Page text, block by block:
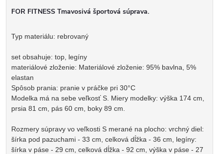
FOR FITNESS Tmavosivá športová súprava.
Typ materiálu: rebrovaný
set obsahuje: top, legíny
materiálové zloženie: Materiálové zloženie: 95% bavlna, 5%
elastan
Spôsob prania: pranie v práčke pri 30°C
Modelka má na sebe veľkosť S. Miery modelky: výška 174 cm,
prsia 81 cm, pás 60 cm, boky 89 cm.
Rozmery súpravy vo veľkosti S merané na plocho: vrchný diel:
šírka pod pazuchami - 33 cm, celková dĺžka - 36 cm, legíny:
šírka v páse - 29 cm, celková dĺžka - 92 cm, výška v páse - 27